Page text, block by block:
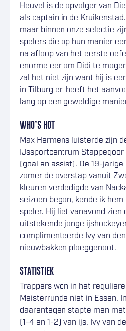
Heuvel is de opvolger van
als captain in de
maar binnen onze selectie
spelers die op hun manier
na afloop van het eerste
enorme eer om Didi te
zal het niet zijn want hij is
in Tilburg en heeft het
lang op een geweldige
WHO’S HOT
Max Hermens luisterde zijn
IJssportcentrum
(goal en assist). De 19-
zomer de overstap vanuit
kleuren verdedigde van
seizoen begon, kende ik
speler. Hij liet vanavond zien
uitstekende jonge ijshockeyer
complimenteerde Ivy van
nieuwbakken ploeggenoot.
STATISTIEK
Trappers won in het
Meisterrunde niet in Essen.
daarentegen stapte men
(1-4 en 1-2) van ijs. Ivy van